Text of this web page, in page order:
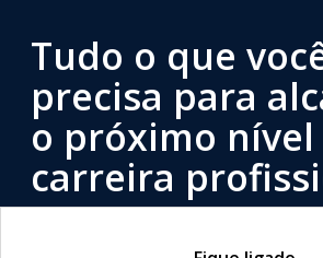
Tudo o que
precisa para
o próximo nível
carreira